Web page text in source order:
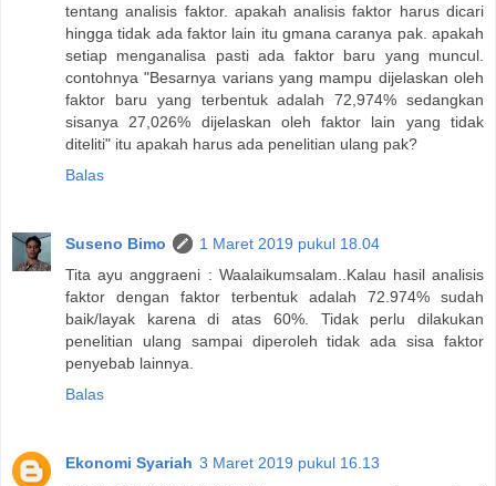
tentang analisis faktor. apakah analisis faktor harus dicari
hingga tidak ada faktor lain itu gmana caranya pak. apakah
setiap menganalisa pasti ada faktor baru yang muncul.
contohnya "Besarnya varians yang mampu dijelaskan oleh
faktor baru yang terbentuk adalah 72,974% sedangkan
sisanya 27,026% dijelaskan oleh faktor lain yang tidak
diteliti" itu apakah harus ada penelitian ulang pak?
Balas
Suseno Bimo
1 Maret 2019 pukul 18.04
Tita ayu anggraeni : Waalaikumsalam..Kalau hasil analisis
faktor dengan faktor terbentuk adalah 72.974% sudah
baik/layak karena di atas 60%. Tidak perlu dilakukan
penelitian ulang sampai diperoleh tidak ada sisa faktor
penyebab lainnya.
Balas
Ekonomi Syariah 3 Maret 2019 pukul 16.13